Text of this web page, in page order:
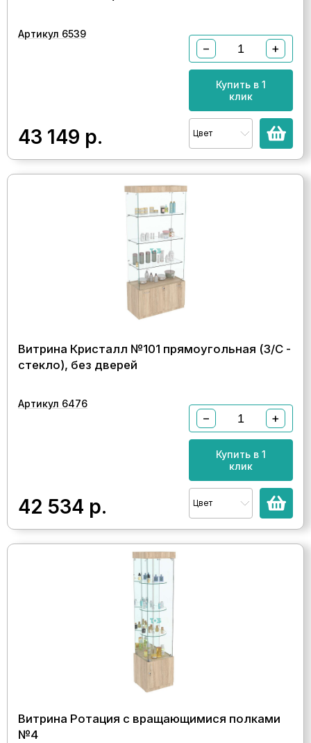
Артикул 6539
43 149 р.
− +
Купить в 1
клик
Цвет
Витрина Кристалл №101 прямоугольная (З/C -
стекло), без дверей
Артикул 6476
42 534 р.
− +
Купить в 1
клик
Цвет
Витрина Ротация с вращающимися полками
№4